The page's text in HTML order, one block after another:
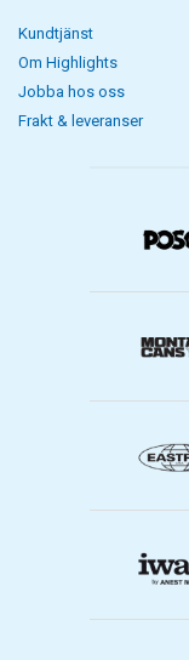
Kundtjänst
Om Highlights
Jobba hos oss
Frakt & leveranser